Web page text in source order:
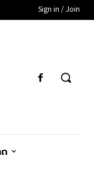
Sign in / Join